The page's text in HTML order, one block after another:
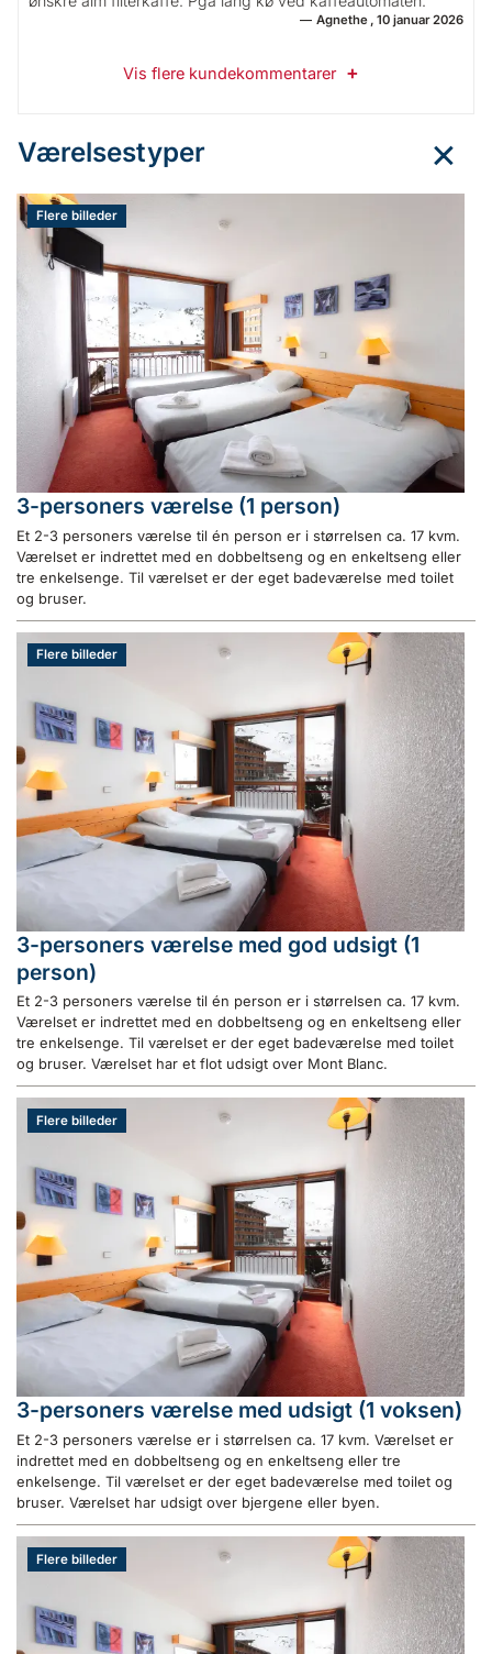
Agnethe 10 januar 2026
Vis flere kundekommentarer
Værelsestyper
Flere billeder
3-personers værelse (1 person)
Et 2-3 personers værelse til én person er i størrelsen ca. 17 kvm.
Værelset er indrettet med en dobbeltseng og en enkeltseng eller
tre enkelsenge. Til værelset er der eget badeværelse med toilet
og bruser.
Flere billeder
3-personers værelse med god udsigt (1
person)
Et 2-3 personers værelse til én person er i størrelsen ca. 17 kvm.
Værelset er indrettet med en dobbeltseng og en enkeltseng eller
tre enkelsenge. Til værelset er der eget badeværelse med toilet
og bruser. Værelset har et flot udsigt over Mont Blanc.
Flere billeder
3-personers værelse med udsigt (1 voksen)
Et 2-3 personers værelse er i størrelsen ca. 17 kvm. Værelset er
indrettet med en dobbeltseng og en enkeltseng eller tre
enkelsenge. Til værelset er der eget badeværelse med toilet og
bruser. Værelset har udsigt over bjergene eller byen.
Flere billeder